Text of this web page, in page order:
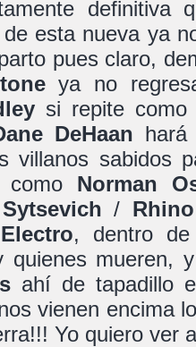
definitiva
esta nueva ya
pues claro,
ya no
si repite
DeHaan
villanos sabidos
Norman
/ Rhino
Electro, dentro de
quienes mueren,
ahí de tapadillo
vienen encima
Yo quiero ver